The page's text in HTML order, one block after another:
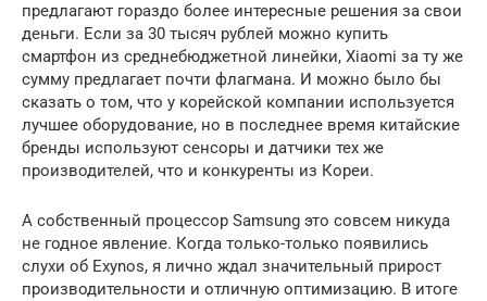
предлагают гораздо более интересные решения за свои
деньги. Если за 30 тысяч рублей можно купить
смартфон из среднебюджетной линейки, Xiaomi за ту же
сумму предлагает почти флагмана. И можно было бы
сказать о том, что у корейской компании используется
лучшее оборудование, но в последнее время китайские
бренды используют сенсоры и датчики тех же
производителей, что и конкуренты из Кореи.
А собственный процессор Samsung это совсем никуда
не годное явление. Когда только-только появились
слухи об Exynos, я лично ждал значительный прирост
производительности и отличную оптимизацию. В итоге